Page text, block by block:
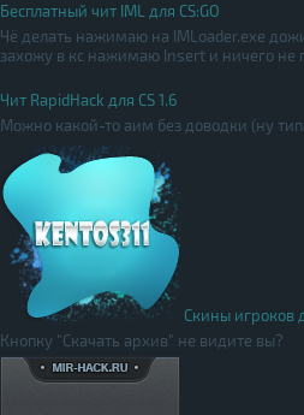
Бесплатный чит IML для CS:GO
Чё делать нажимаю на IMLoader.exe
захожу в кс нажимаю Insert и ничего не
Чит RapidHack для CS 1.6
Можно какой-то аим без доводки (ну
Скины игроков
Кнопку "Скачать архив" не видите вы?